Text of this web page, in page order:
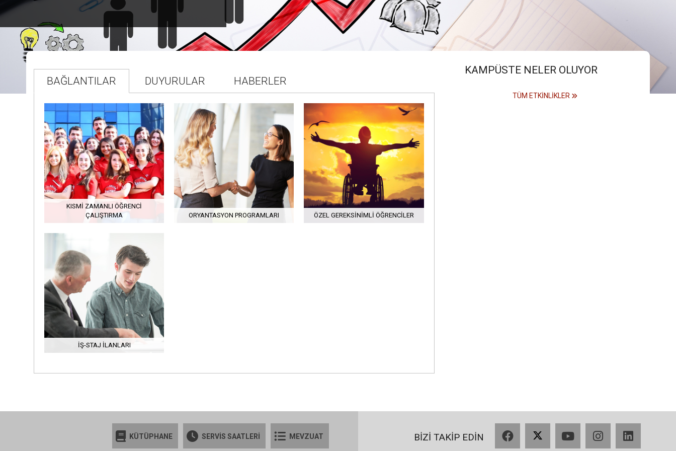
BAĞLANTILAR DUYURULAR HABERLER
KISMI ZAMANLI ÖĞRENCI
ÇALIŞTIRMA
ORYANTASYON PROGRAMLARI ÖZEL GEREKSINIMLI ÖĞRENCILER
İŞ-STAJ İLANLARI
KAMPÜSTE NELER OLUYOR
TÜM ETKINLIKLER
KÜTÜPHANE SERVİS SAATLERİ MEVZUAT BİZİ TAKİP EDİN